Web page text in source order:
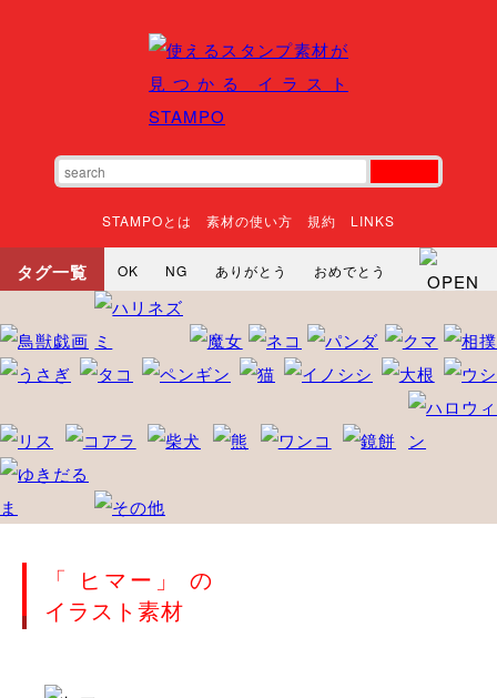
STAMPOとは 素材の使い方 規約 LINKS
タグ一覧 OK NG ありがとう
おめでとう
寝る
やったね
ごめんなさい やった
怒る
悲しい
だるい 衝撃 まったり
暇
るんるん ファイト
焦る
向かってます
じー
「 ヒマー」 の
イラスト素材